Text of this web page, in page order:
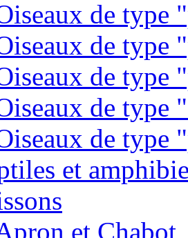
de type
de type
de type
de type
de type
et
et Chabot